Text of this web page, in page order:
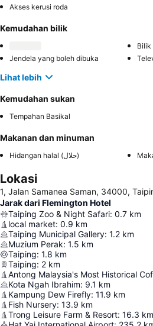
Akses kerusi roda
Kemudahan bilik
Bilik
Jendela yang boleh dibuka
Lihat lebih
Kemudahan sukan
Tempahan Basikal
Makanan dan minuman
Hidangan halal (حلال)
Lokasi
1, Jalan Samanea Saman, 34000,
Jarak dari Flemington Hotel
Taiping Zoo & Night Safari: 0.7 km
local market: 0.9 km
Taiping Municipal Gallery: 1.2 km
Muzium Perak: 1.5 km
Taiping: 1.8 km
Taiping: 2 km
Antong Malaysia's Most Historical
Kota Ngah Ibrahim: 9.1 km
Kampung Dew Firefly: 11.9 km
Fish Nursery: 13.9 km
Trong Leisure Farm & Resort: 16.3 km